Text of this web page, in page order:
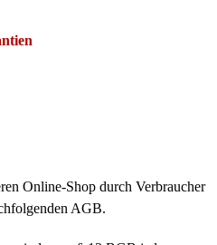
Online-Shop durch Verbraucher
AGB.